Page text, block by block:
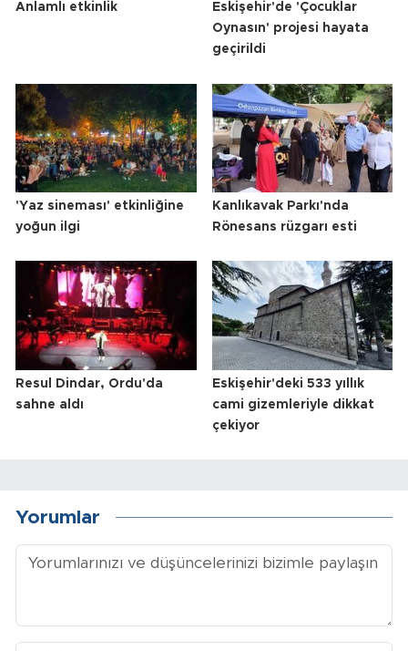
Anlamlı etkinlik
Eskişehir'de 'Çocuklar
Oynasın' projesi hayata
geçirildi
'Yaz sineması' etkinliğine
yoğun ilgi
Kanlıkavak Parkı'nda
Rönesans rüzgarı esti
Resul Dindar, Ordu'da
sahne aldı
Eskişehir'deki 533 yıllık
cami gizemleriyle dikkat
çekiyor
Yorumlar